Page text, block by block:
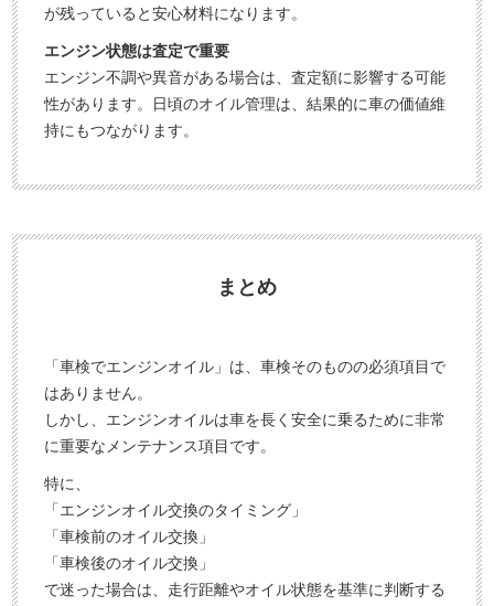
が残っていると安心材料になります。
エンジン状態は査定で重要
エンジン不調や異音がある場合は、査定額に影響する可能
性があります。日頃のオイル管理は、結果的に車の価値維
持にもつながります。
まとめ
「車検でエンジンオイル」は、車検そのものの必須項目で
はありません。
しかし、エンジンオイルは車を長く安全に乗るために非常
に重要なメンテナンス項目です。
特に、
「エンジンオイル交換のタイミング」
「車検前のオイル交換」
「車検後のオイル交換」
で迷った場合は、走行距離やオイル状態を基準に判断する